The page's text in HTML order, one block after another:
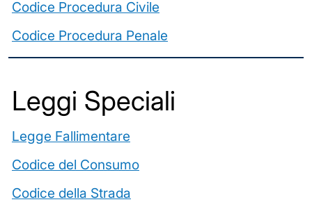
Codice Procedura Civile
Codice Procedura Penale
Leggi Speciali
Legge Fallimentare
Codice del Consumo
Codice della Strada